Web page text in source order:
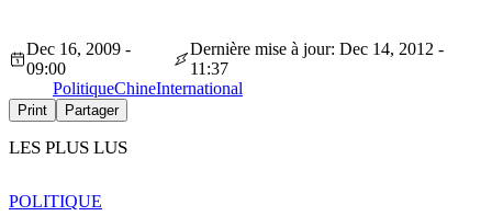
Dec 16, 2009 -
09:00
Dernière mise à jour: Dec 14, 2012 -
11:37
PolitiqueChineInternational
Print Partager
LES PLUS LUS
POLITIQUE